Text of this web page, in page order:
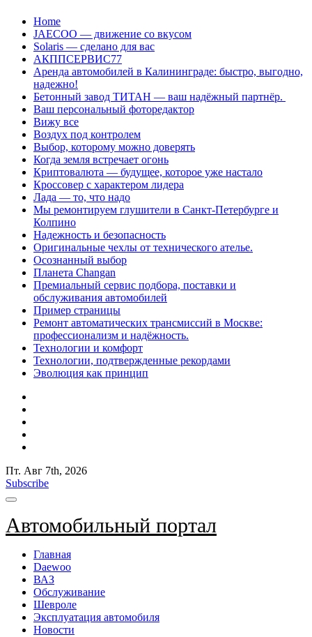
Перейти
содержанию
Home
JAECOO — движение со вкусом
Solaris — сделано для вас
АКППСЕРВИС77
Аренда автомобилей в Калининграде: быстро, выгодно,
надежно!
Бетонный завод ТИТАН — ваш надёжный партнёр.
Ваш персональный фоторедактор
Вижу все
Воздух под контролем
Выбор, которому можно доверять
Когда земля встречает огонь
Криптовалюта — будущее, которое уже настало
Кроссовер с характером лидера
Лада — то, что надо
Мы ремонтируем глушители в Санкт-Петербурге и
Колпино
Надежность и безопасность
Оригинальные чехлы от технического ателье.
Осознанный выбор
Планета Changan
Премиальный сервис подбора, поставки и
обслуживания автомобилей
Пример страницы
Ремонт автоматических трансмиссий в Москве:
профессионализм и надёжность.
Технологии и комфорт
Технологии, подтвержденные рекордами
Эволюция как принцип
Пт. Авг 7th, 2026
Subscribe
Автомобильный портал
Главная
Daewoo
ВАЗ
Обслуживание
Шевроле
Эксплуатация автомобиля
Новости